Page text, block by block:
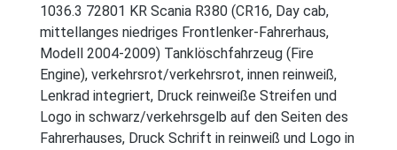
1036.3 72801 KR Scania R380 (CR16, Day cab,
mittellanges niedriges Frontlenker-Fahrerhaus,
Modell 2004-2009) Tanklöschfahrzeug (Fire
Engine), verkehrsrot/verkehrsrot, innen reinweiß,
Lenkrad integriert, Druck reinweiße Streifen und
Logo in schwarz/verkehrsgelb auf den Seiten des
Fahrerhauses, Druck Schrift in reinweiß und Logo in